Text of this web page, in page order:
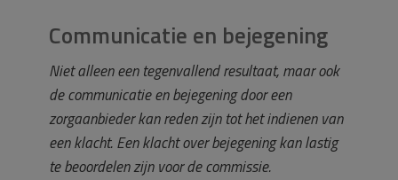
Communicatie en bejegening
Niet alleen een tegenvallend resultaat, maar ook
de communicatie en bejegening door een
zorgaanbieder kan reden zijn tot het indienen van
een klacht. Een klacht over bejegening kan lastig
te beoordelen zijn voor de commissie.